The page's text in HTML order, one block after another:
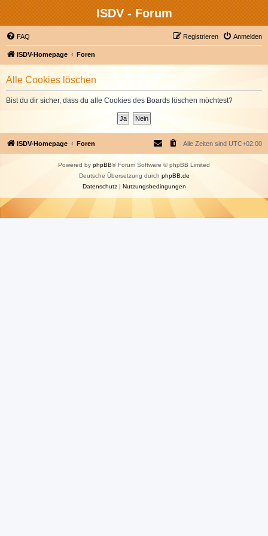
ISDV - Forum
FAQ Anmelden
Registrieren
ISDV-Homepage Foren
Alle Cookies löschen
Bist du dir sicher, dass du alle Cookies des Boards löschen möchtest?
ISDV-Homepage Foren Alle Zeiten sind UTC+02:00
Powered by phpBB® Forum Software © phpBB Limited
Deutsche Übersetzung durch phpBB.de
Datenschutz| Nutzungsbedingungen